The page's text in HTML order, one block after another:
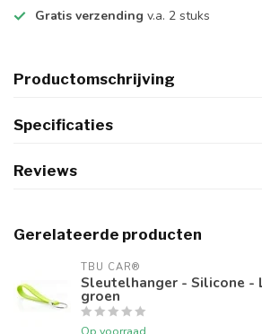
Gratis verzending v.a. 2 stuks
Productomschrijving
Specificaties
Reviews
Gerelateerde producten
TBU CAR®
Sleutelhanger - Silicone -
groen
Op voorraad